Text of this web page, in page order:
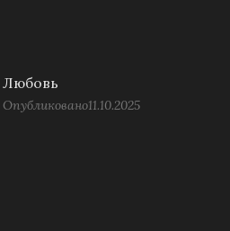
Любовь
Опубликовано11.10.2025